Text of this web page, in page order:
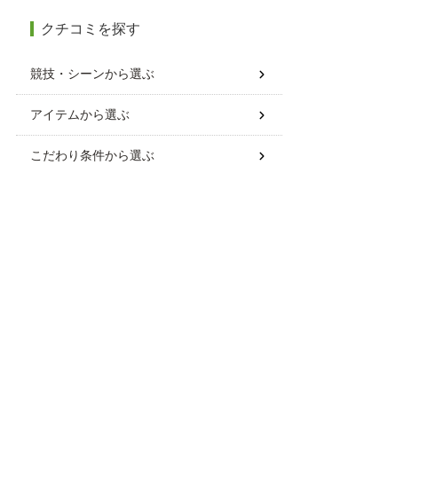
クチコミを探す
競技・シーンから選ぶ
アイテムから選ぶ
こだわり条件から選ぶ